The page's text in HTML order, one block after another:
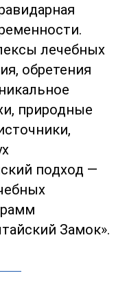
лечебных
обретения
природные
подход —
Замок».